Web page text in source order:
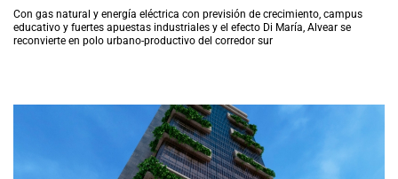
Con gas natural y energía eléctrica con previsión de crecimiento, campus
educativo y fuertes apuestas industriales y el efecto Di María, Alvear se
reconvierte en polo urbano-productivo del corredor sur